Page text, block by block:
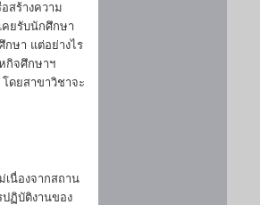
สร้างความ
ยรับนักศึกษา
กษา แต่อย่างไร
กิจศึกษาฯ
ดยสาขาวิชาจะ
เนื่องจากสถาน
ปฏิบัติงานของ